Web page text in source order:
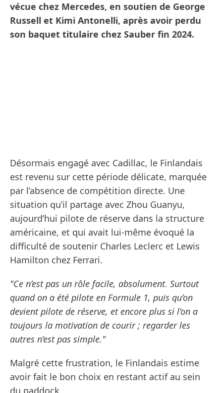
vécue chez Mercedes, en soutien de George
Russell et Kimi Antonelli, après avoir perdu
son baquet titulaire chez Sauber fin 2024.
Désormais engagé avec Cadillac, le Finlandais
est revenu sur cette période délicate, marquée
par l’absence de compétition directe. Une
situation qu’il partage avec Zhou Guanyu,
aujourd’hui pilote de réserve dans la structure
américaine, et qui avait lui-même évoqué la
difficulté de soutenir Charles Leclerc et Lewis
Hamilton chez Ferrari.
"Ce n’est pas un rôle facile, absolument. Surtout
quand on a été pilote en Formule 1, puis qu’on
devient pilote de réserve, et encore plus si l’on a
toujours la motivation de courir ; regarder les
autres n’est pas simple."
Malgré cette frustration, le Finlandais estime
avoir fait le bon choix en restant actif au sein